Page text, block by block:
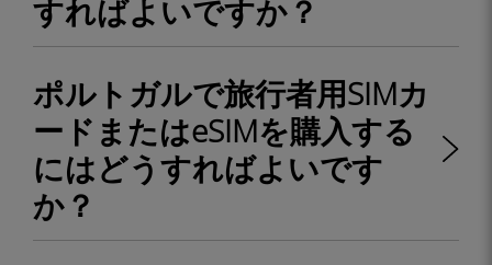
すればよいですか？
ポルトガルで旅行者用SIMカ
ードまたはeSIMを購入する
にはどうすればよいです
か？